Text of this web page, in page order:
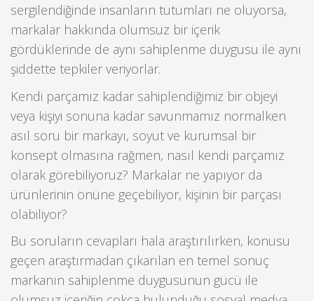
sergilendiğinde insanların tutumları ne oluyorsa,
markalar hakkında olumsuz bir içerik
gördüklerinde de aynı sahiplenme duygusu ile aynı
şiddette tepkiler veriyorlar.
Kendi parçamız kadar sahiplendiğimiz bir objeyi
veya kişiyi sonuna kadar savunmamız normalken
asıl soru bir markayı, soyut ve kurumsal bir
konsept olmasına rağmen, nasıl kendi parçamız
olarak görebiliyoruz? Markalar ne yapıyor da
ürünlerinin önüne geçebiliyor, kişinin bir parçası
olabiliyor?
Bu soruların cevapları hala araştırılırken, konusu
geçen araştırmadan çıkarılan en temel sonuç
markanın sahiplenme duygusunun gücü ile